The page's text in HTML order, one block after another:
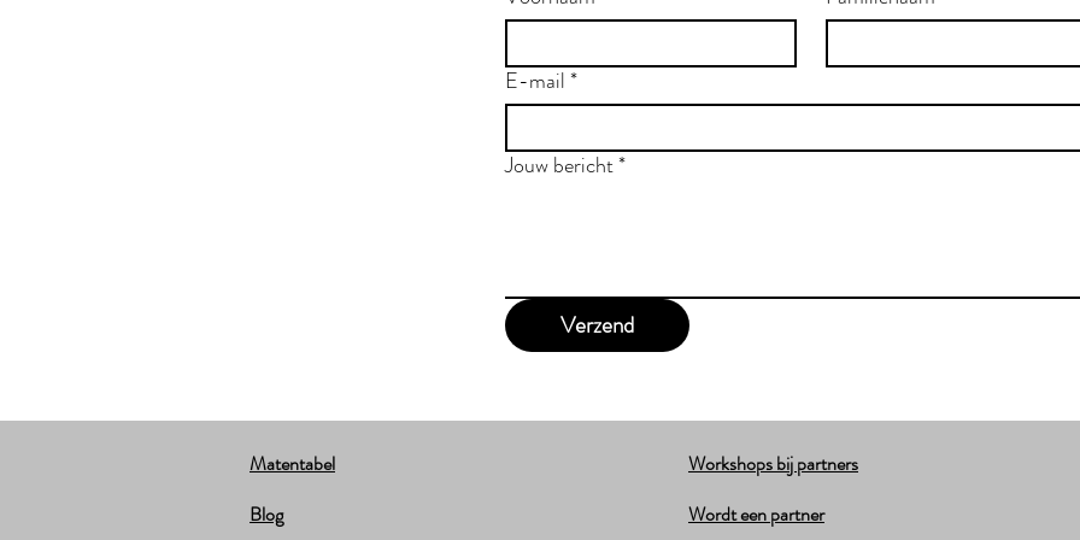
E-mail*
Jouw bericht*
Verzend
Matentabel
Blog
Workshops bij partners
Wordt een partner